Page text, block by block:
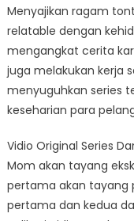
Menyajikan ragam
relatable dengan
mengangkat cerita
juga melakukan kerja
menyuguhkan series
keseharian para
Vidio Original Series
Mom akan tayang
pertama akan tayang
pertama dan kedua